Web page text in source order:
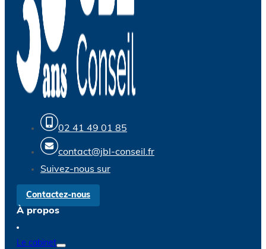
02 41 49 01 85
contact@jbl-conseil.fr
Suivez-nous sur
Contactez-nous
À propos
Le cabinet